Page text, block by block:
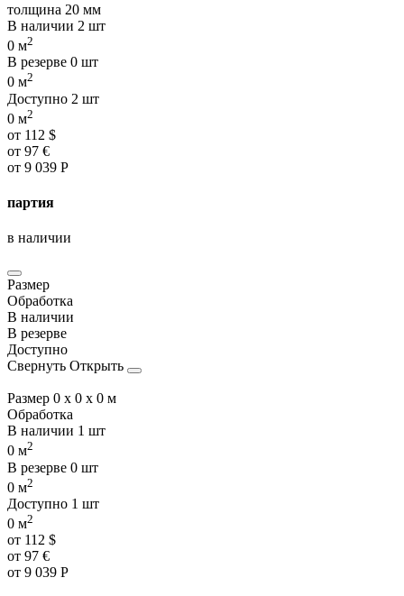
толщина 20 мм
В наличии 2 шт
0 м2
В резерве 0 шт
0 м2
Доступно 2 шт
0 м2
от 112 $
от 97 €
от 9 039 Р
партия
в наличии
Размер
Обработка
В наличии
В резерве
Доступно
Свернуть Открыть
Размер 0 x 0 x 0 м
Обработка
В наличии 1 шт
0 м2
В резерве 0 шт
0 м2
Доступно 1 шт
0 м2
от 112 $
от 97 €
от 9 039 Р